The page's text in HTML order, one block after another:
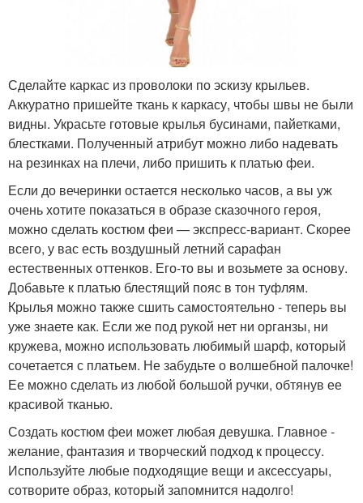
Сделайте каркас из проволоки по эскизу крыльев.
Аккуратно пришейте ткань к каркасу, чтобы швы не были
видны. Украсьте готовые крылья бусинами, пайетками,
блестками. Полученный атрибут можно либо надевать
на резинках на плечи, либо пришить к платью феи.
Если до вечеринки остается несколько часов, а вы уж
очень хотите показаться в образе сказочного героя,
можно сделать костюм феи — экспресс-вариант. Скорее
всего, у вас есть воздушный летний сарафан
естественных оттенков. Его-то вы и возьмете за основу.
Добавьте к платью блестящий пояс в тон туфлям.
Крылья можно также сшить самостоятельно - теперь вы
уже знаете как. Если же под рукой нет ни органзы, ни
кружева, можно использовать любимый шарф, который
сочетается с платьем. Не забудьте о волшебной палочке!
Ее можно сделать из любой большой ручки, обтянув ее
красивой тканью.
Создать костюм феи может любая девушка. Главное -
желание, фантазия и творческий подход к процессу.
Используйте любые подходящие вещи и аксессуары,
сотворите образ, который запомнится надолго!